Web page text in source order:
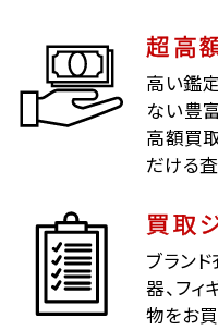
超高
高い鑑
ない豊
高額買
だける
買取
ブラン
器、フ
物をお買